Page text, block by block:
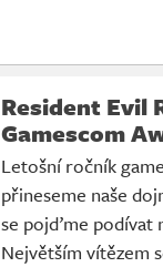
Resident Evil
Gamescom
Letošní ročník
přineseme naše
se pojďme podívat
Největším vítězem